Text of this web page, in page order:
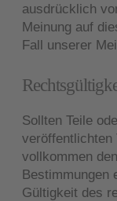
ausdrücklich
Meinung auf
Fall unserer
Sollten Teile
veröffentlichten
vollkommen
Bestimmungen
Gültigkeit des